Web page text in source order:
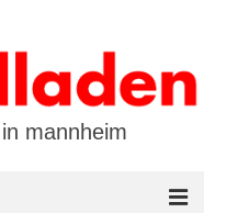
mannheim